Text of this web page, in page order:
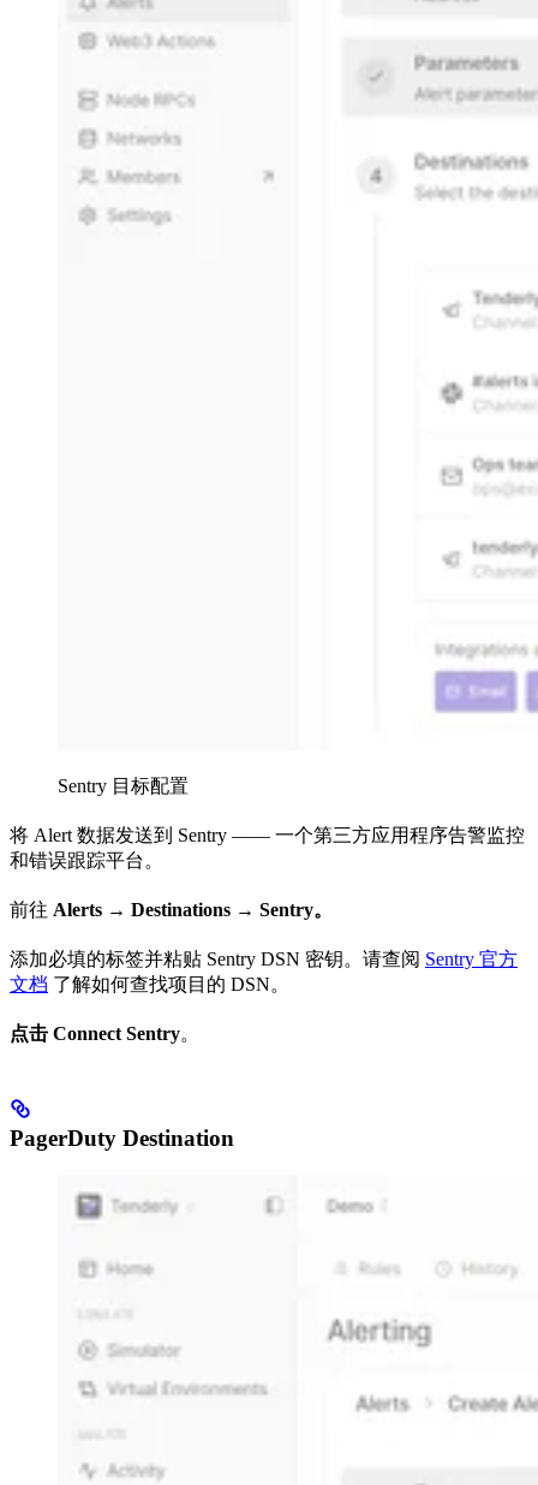
Sentry 目标配置
将 Alert 数据发送到 Sentry —— 一个第三方应用程序告警监控
和错误跟踪平台。
前往 Alerts → Destinations → Sentry。
添加必填的标签并粘贴 Sentry DSN 密钥。请查阅 Sentry 官方
文档 了解如何查找项目的 DSN。
点击 Connect Sentry。
PagerDuty Destination